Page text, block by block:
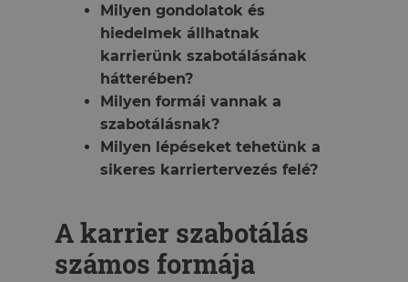
Milyen gondolatok és
hiedelmek állhatnak
karrierünk szabotálásának
hátterében?
Milyen formái vannak a
szabotálásnak?
Milyen lépéseket tehetünk a
sikeres karriertervezés felé?
A karrier szabotálás
számos formája